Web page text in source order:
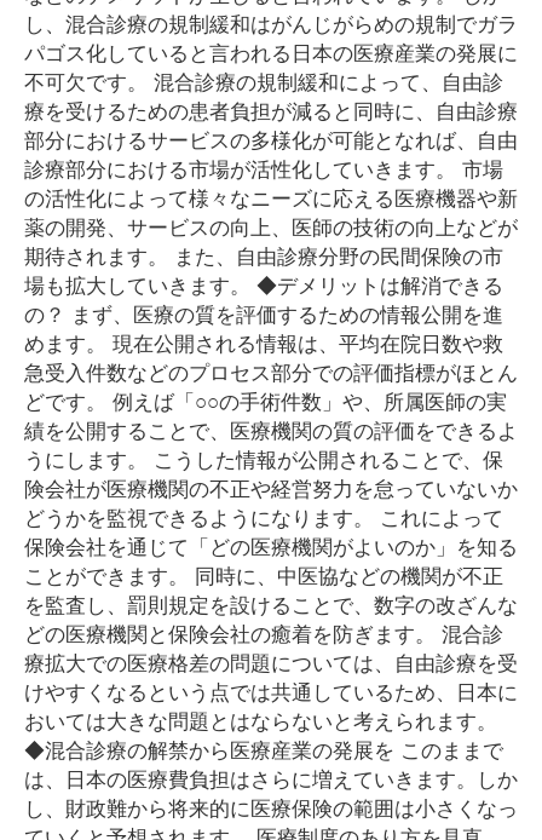
し、混合診療の規制緩和はがんじがらめの規制でガラ
パゴス化していると言われる日本の医療産業の発展に
不可欠です。 混合診療の規制緩和によって、自由診
療を受けるための患者負担が減ると同時に、自由診療
部分におけるサービスの多様化が可能となれば、自由
診療部分における市場が活性化していきます。 市場
の活性化によって様々なニーズに応える医療機器や新
薬の開発、サービスの向上、医師の技術の向上などが
期待されます。 また、自由診療分野の民間保険の市
場も拡大していきます。 ◆デメリットは解消できる
の？ まず、医療の質を評価するための情報公開を進
めます。 現在公開される情報は、平均在院日数や救
急受入件数などのプロセス部分での評価指標がほとん
どです。 例えば「○○の手術件数」や、所属医師の実
績を公開することで、医療機関の質の評価をできるよ
うにします。 こうした情報が公開されることで、保
険会社が医療機関の不正や経営努力を怠っていないか
どうかを監視できるようになります。 これによって
保険会社を通じて「どの医療機関がよいのか」を知る
ことができます。 同時に、中医協などの機関が不正
を監査し、罰則規定を設けることで、数字の改ざんな
どの医療機関と保険会社の癒着を防ぎます。 混合診
療拡大での医療格差の問題については、自由診療を受
けやすくなるという点では共通しているため、日本に
おいては大きな問題とはならないと考えられます。
◆混合診療の解禁から医療産業の発展を このままで
は、日本の医療費負担はさらに増えていきます。しか
し、財政難から将来的に医療保険の範囲は小さくなっ